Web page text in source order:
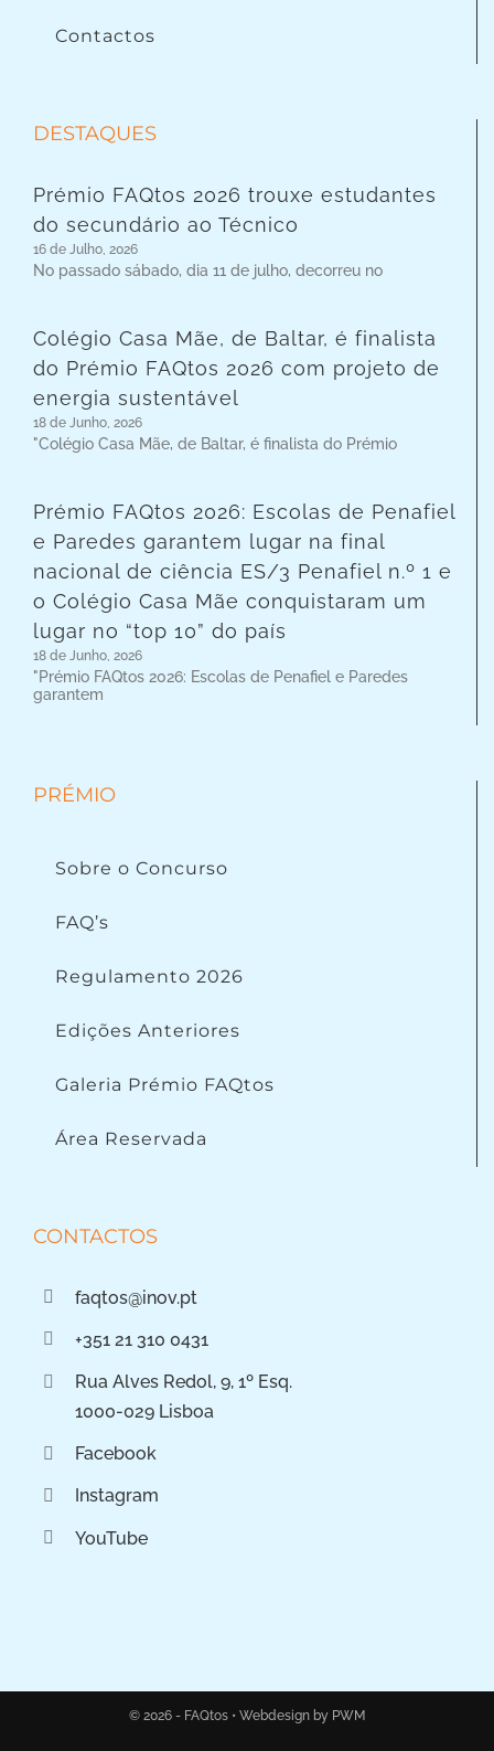
Contactos
DESTAQUES
Prémio FAQtos 2026 trouxe estudantes
do secundário ao Técnico
16 de Julho, 2026
No passado sábado, dia 11 de julho, decorreu no
Colégio Casa Mãe, de Baltar, é finalista
do Prémio FAQtos 2026 com projeto de
energia sustentável
18 de Junho, 2026
"Colégio Casa Mãe, de Baltar, é finalista do Prémio
Prémio FAQtos 2026: Escolas de Penafiel
e Paredes garantem lugar na final
nacional de ciência ES/3 Penafiel n.º 1 e
o Colégio Casa Mãe conquistaram um
lugar no “top 10” do país
18 de Junho, 2026
"Prémio FAQtos 2026: Escolas de Penafiel e Paredes
garantem
PRÉMIO
Sobre o Concurso
FAQ’s
Regulamento 2026
Edições Anteriores
Galeria Prémio FAQtos
Área Reservada
CONTACTOS
faqtos@inov.pt
+351 21 310 0431
Rua Alves Redol, 9, 1º Esq.
1000-029 Lisboa
Facebook
Instagram
YouTube
© 2026 - FAQtos • Webdesign by PWM